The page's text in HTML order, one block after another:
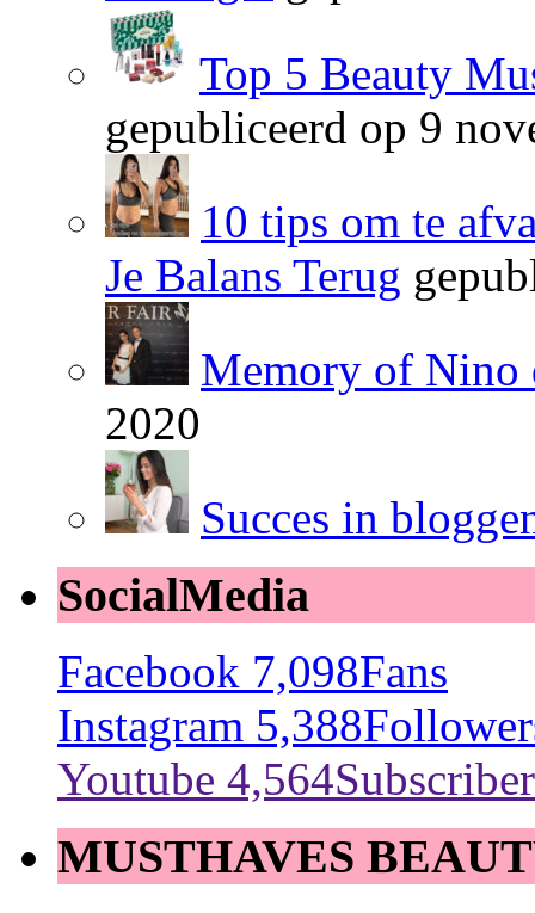
Top 5 Beauty
gepubliceerd op 9
10 tips om te
Je Balans Terug
Memory of Nino
2020
Succes in
SocialMedia
Facebook 7,098Fans
Instagram 5,388
Youtube 4,564Subscriber
MUSTHAVES